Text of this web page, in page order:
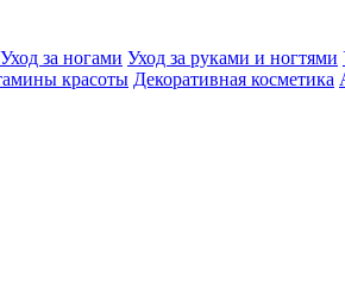
Уход за ногами Уход за руками и ногтями
красоты Декоративная косметика